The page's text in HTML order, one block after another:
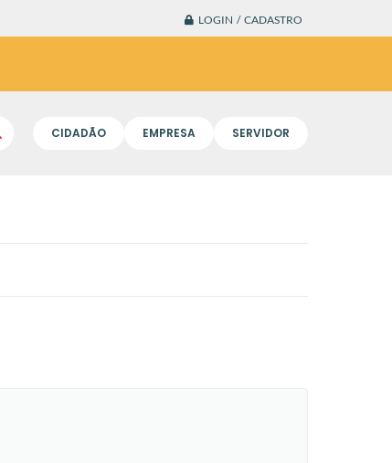
LOGIN / CADASTRO
CIDADÃO EMPRESA SERVIDOR